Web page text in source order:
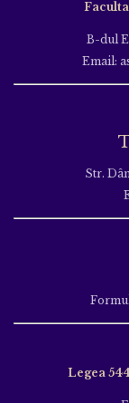
B-dul
Email:
Str.
Legea